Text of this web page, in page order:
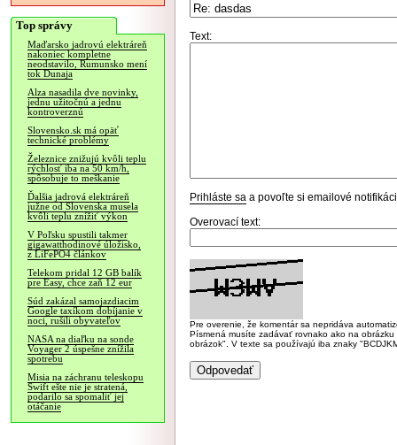
Top správy
Maďarsko jadrovú elektráreň
nakoniec kompletne
neodstavilo, Rumunsko mení
tok Dunaja
Alza nasadila dve novinky,
jednu užitočnú a jednu
kontroverznú
Slovensko.sk má opäť
technické problémy
Železnice znižujú kvôli teplu
rýchlosť iba na 50 km/h,
spôsobuje to meškanie
Ďalšia jadrová elektráreň
južne od Slovenska musela
kvôli teplu znížiť výkon
V Poľsku spustili takmer
gigawatthodinové úložisko,
z LiFePO4 článkov
Telekom pridal 12 GB balík
pre Easy, chce zaň 12 eur
Súd zakázal samojazdiacim
Google taxíkom dobíjanie v
noci, rušili obyvateľov
NASA na diaľku na sonde
Voyager 2 úspešne znížila
spotrebu
Misia na záchranu teleskopu
Swift ešte nie je stratená,
podarilo sa spomaliť jej
otáčanie
Text:
Prihláste sa a povoľte si emailové
Overovací text:
Pre overenie, že komentár sa nepridáva
Písmená musíte zadávať rovnako ako na
obrázok". V texte sa používajú iba znaky